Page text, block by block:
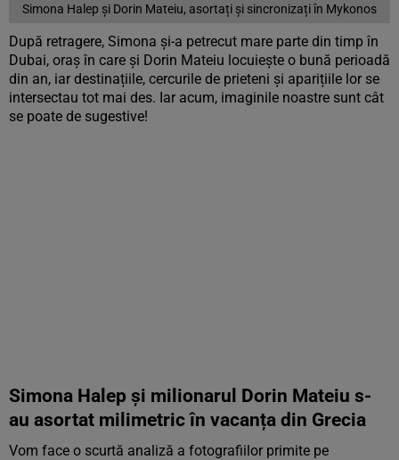
Simona Halep și Dorin Mateiu, asortați și sincronizați în Mykonos
După retragere, Simona și-a petrecut mare parte din timp în
Dubai, oraș în care și Dorin Mateiu locuiește o bună perioadă
din an, iar destinațiile, cercurile de prieteni și aparițiile lor se
intersectau tot mai des. Iar acum, imaginile noastre sunt cât
se poate de sugestive!
Simona Halep și milionarul Dorin Mateiu s-
au asortat milimetric în vacanța din Grecia
Vom face o scurtă analiză a fotografiilor primite pe